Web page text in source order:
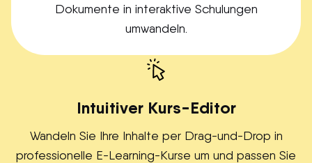
Dokumente in interaktive Schulungen
umwandeln.
Intuitiver Kurs-Editor
Wandeln Sie Ihre Inhalte per Drag-und-Drop in
professionelle E-Learning-Kurse um und passen Sie